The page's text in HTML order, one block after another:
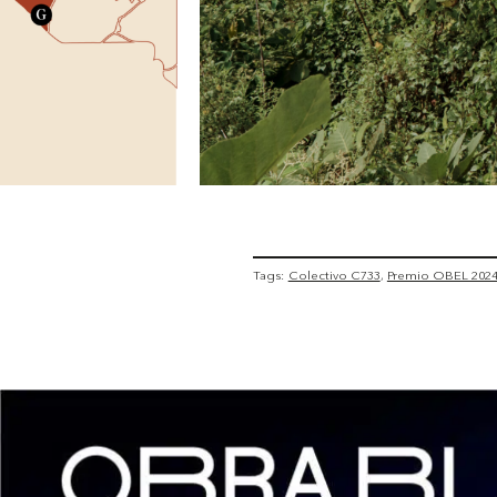
Tags: Colectivo C733 Premio OBEL 2024